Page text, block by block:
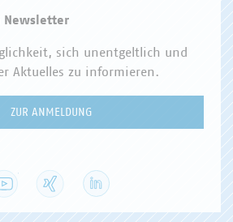
Newsletter
sich unentgeltlich und
Aktuelles zu informieren.
ZUR ANMELDUNG
YouTube